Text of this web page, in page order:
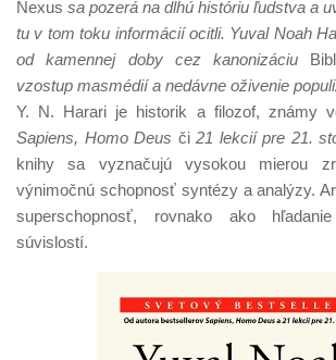
Nexus sa pozerá na dlhú históriu ľudstva a
tu v tom toku informácií ocitli. Yuval Noah
od kamennej doby cez kanonizáciu
vzostup masmédií a nedávne oživenie
Y. N. Harari je historik a filozof, známy
Sapiens, Homo Deus či 21 lekcií pre 21.
knihy sa vyznačujú vysokou mierou
výnimočnú schopnosť syntézy a analýzy.
superschopnosť, rovnako ako
súvislostí.